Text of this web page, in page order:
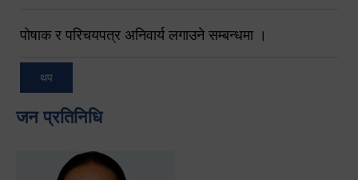
पोषाक र परिचयपत्र अनिवार्य लगाउने सम्बन्धमा ।
थप
जन प्रतिनिधि